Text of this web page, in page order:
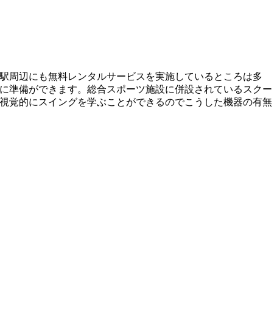
周辺にも無料レンタルサービスを実施しているところは多
準備ができます。総合スポーツ施設に併設されているスクー
覚的にスイングを学ぶことができるのでこうした機器の有無